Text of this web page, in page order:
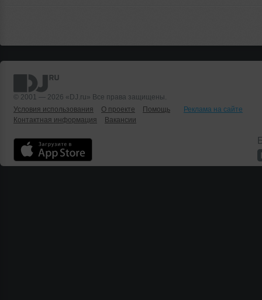
© 2001 — 2026 «DJ.ru» Все права защищены.
Условия использования
О проекте Помощь
Реклама на сайте
Контактная информация
Вакансии